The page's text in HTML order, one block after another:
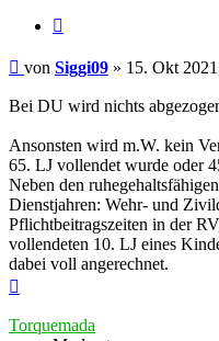
Beitrag
von Siggi09 » 15. Okt
Bei DU wird nichts
Ansonsten wird m.W. kein
65. LJ vollendet wurde oder
Neben den
Dienstjahren: Wehr- und
Pflichtbeitragszeiten in der
vollendeten 10. LJ eines
dabei voll angerechnet.
Torquemada